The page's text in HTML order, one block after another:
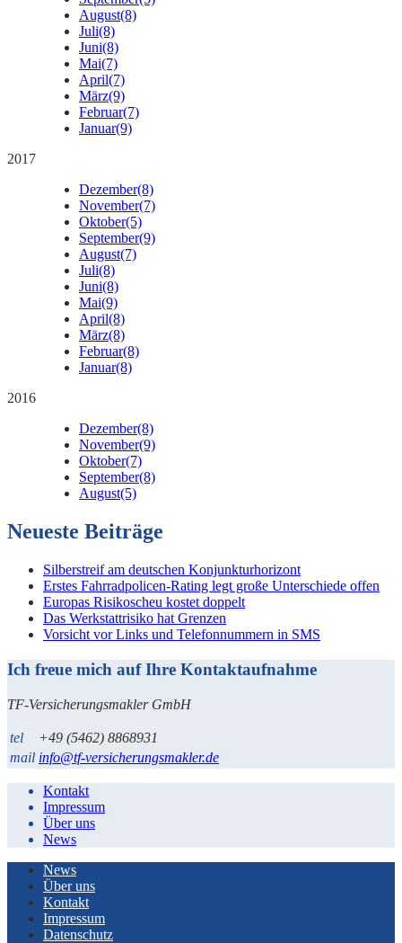
August(8)
Juli(8)
Juni(8)
Mai(7)
April(7)
März(9)
Februar(7)
Januar(9)
2017
Dezember(8)
November(7)
Oktober(5)
September(9)
August(7)
Juli(8)
Juni(8)
Mai(9)
April(8)
März(8)
Februar(8)
Januar(8)
2016
Dezember(8)
November(9)
Oktober(7)
September(8)
August(5)
Neueste Beiträge
Silberstreif am deutschen Konjunkturhorizont
Erstes Fahrradpolicen-Rating legt große Unterschiede offen
Europas Risikoscheu kostet doppelt
Das Werkstattrisiko hat Grenzen
Vorsicht vor Links und Telefonnummern in SMS
Ich freue mich auf Ihre Kontaktaufnahme
TF-Versicherungsmakler GmbH
tel
+49 (5462) 8868931
mail info@tf-versicherungsmakler.de
Kontakt
Impressum
Über uns
News
News
Über uns
Kontakt
Impressum
Datenschutz